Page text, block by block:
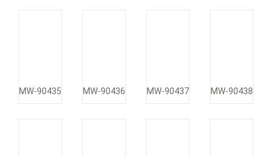
MW-90435 MW-90436 MW-90437 MW-90438